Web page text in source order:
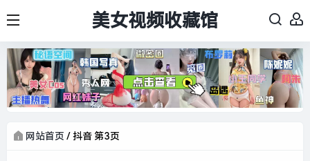
美女视频收藏馆
网站首页 /抖音 第3页